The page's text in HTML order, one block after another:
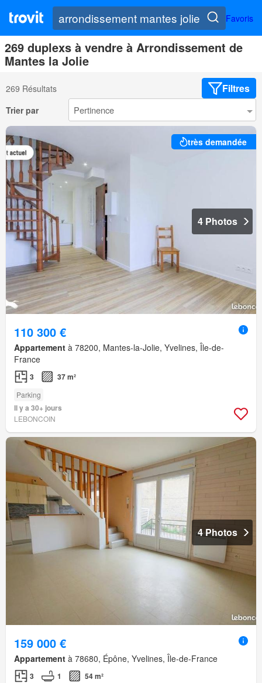
Favoris
269 duplexs à vendre à Arrondissement de
Mantes la Jolie
269 Résultats Filtres
Trier par
très demandée
4 Photos
110 300 €
Appartement à 78200, Mantes-la-Jolie, Yvelines, Île-de-
France
3 37 m²
Parking
Il y a 30+ jours
LEBONCOIN
4 Photos
159 000 €
Appartement à 78680, Épône, Yvelines, Île-de-France
3 1 54 m²